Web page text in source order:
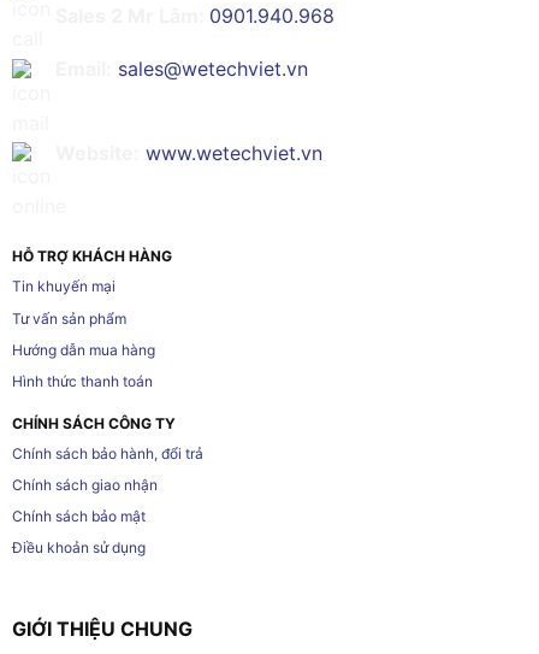
0901.940.968
sales@wetechviet.vn
www.wetechviet.vn
HỖ TRỢ KHÁCH HÀNG
Tin khuyến mại
Tư vấn sản phẩm
Hướng dẫn mua hàng
Hình thức thanh toán
CHÍNH SÁCH CÔNG TY
Chính sách bảo hành, đổi trả
Chính sách giao nhận
Chính sách bảo mật
Điều khoản sử dụng
GIỚI THIỆU CHUNG